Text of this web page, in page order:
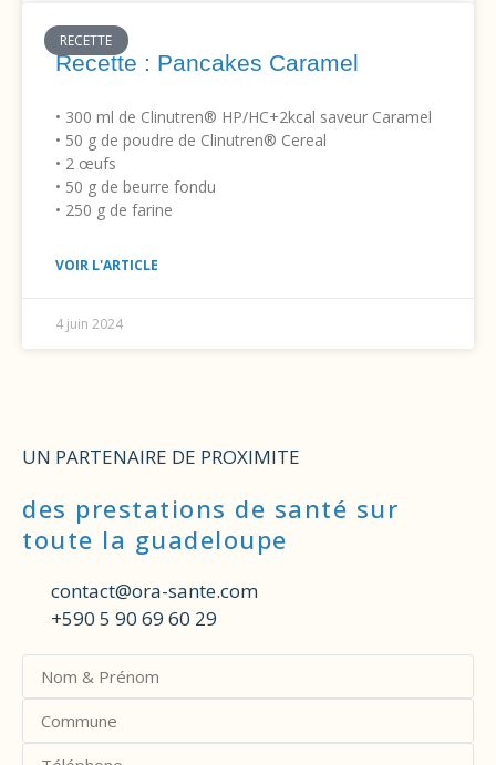
RECETTE
Recette : Pancakes Caramel
• 300 ml de Clinutren® HP/HC+2kcal saveur Caramel
• 50 g de poudre de Clinutren® Cereal
• 2 œufs
• 50 g de beurre fondu
• 250 g de farine
VOIR L'ARTICLE
4 juin 2024
UN PARTENAIRE DE PROXIMITE
des prestations de santé sur
toute la guadeloupe
contact@ora-sante.com
+590 5 90 69 60 29